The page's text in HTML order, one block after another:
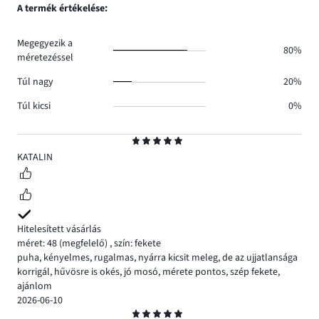
5
KATALIN
Hitelesített vásárlás
méret: 48 (megfelelő) ,szín: fekete
puha, kényelmes, rugalmas, nyárra kicsit meleg, de az ujjatlansága
korrigál, hűvösre is okés, jó mosó, mérete pontos, szép fekete,
ajánlom
2026-06-10
A termék értékelése:
Megegyezik a
méretezéssel
80%
Túl nagy
20%
Túl kicsi
0%